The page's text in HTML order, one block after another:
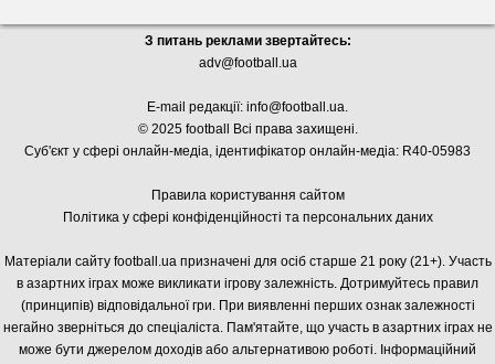
З питань реклами звертайтесь:
adv@football.ua
E-mail редакції: info@football.ua.
© 2025 football Всі права захищені.
Суб'єкт у сфері онлайн-медіа, ідентифікатор онлайн-медіа: R40-05983
Правила користування сайтом
Політика у сфері конфіденційності та персональних даних
Матеріали сайту football.ua призначені для осіб старше 21 року (21+). Участь
в азартних іграх може викликати ігрову залежність. Дотримуйтесь правил
(принципів) відповідальної гри. При виявленні перших ознак залежності
негайно зверніться до спеціаліста. Пам'ятайте, що участь в азартних іграх не
може бути джерелом доходів або альтернативою роботі. Інформаційний